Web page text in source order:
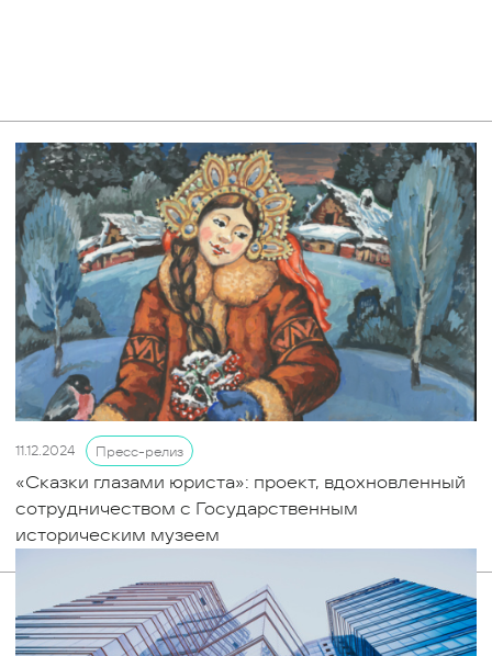
11.12.2024 Пресс-релиз
«Сказки глазами юриста»: проект, вдохновленный
сотрудничеством с Государственным
историческим музеем